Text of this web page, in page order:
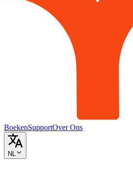
BoekenSupportOver Ons
NL